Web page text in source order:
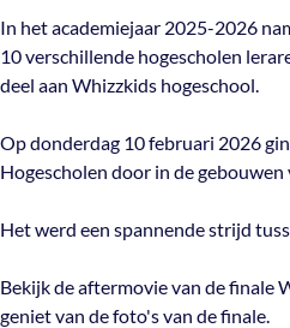
In het academiejaar 2025-2026
10 verschillende hogescholen
deel aan Whizzkids hogeschool.
Op donderdag 10 februari 2026
Hogescholen door in de gebouwen
Het werd een spannende strijd
Bekijk de aftermovie van de finale
geniet van de foto's van de finale.